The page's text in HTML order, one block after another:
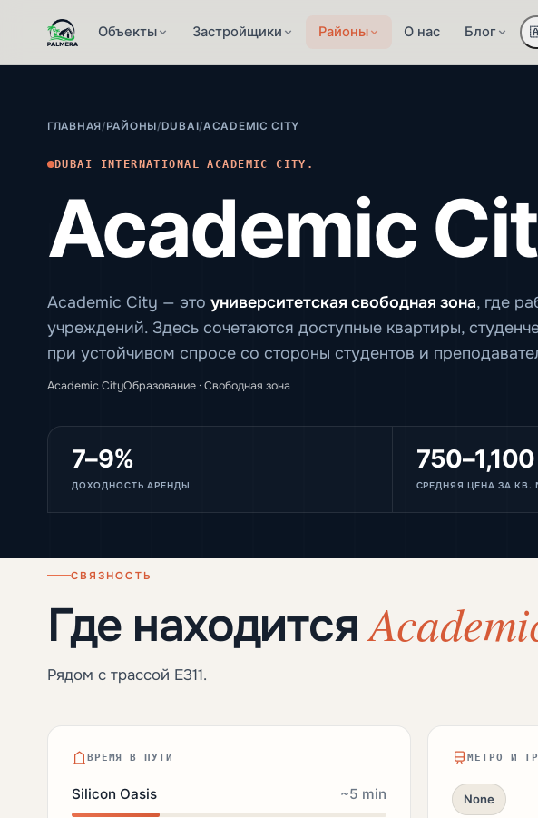
Объекты Застройщики Районы О нас Блог
ГЛАВНАЯ/РАЙОНЫ/DUBAI/ACADEMIC CITY
DUBAI INTERNATIONAL ACADEMIC CITY.
Academic
Academic City — это университетская свободная зона, где
учреждений. Здесь сочетаются доступные квартиры,
при устойчивом спросе со стороны студентов и
Academic CityОбразование · Свободная зона
7–9%
ДОХОДНОСТЬ АРЕНДЫ СРЕДНЯЯ ЦЕНА ЗА КВ.
СВЯЗНОСТЬ
Где находится
Рядом с трассой E311.
ВРЕМЯ В ПУТИ
Silicon Oasis ~5 min
МЕТРО И
None